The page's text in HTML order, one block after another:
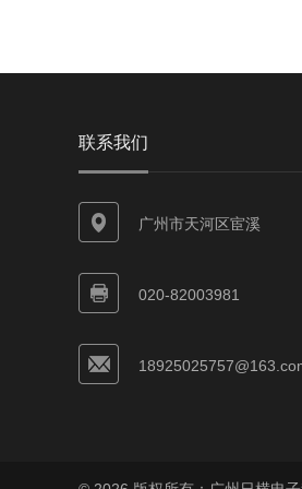
联系我们
广州市天河区宦溪
020-82003981